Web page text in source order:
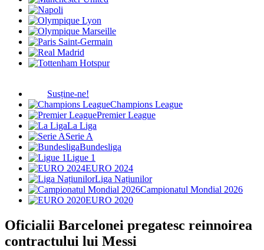
Susține-ne!
Champions League
Premier League
La Liga
Serie A
Bundesliga
Ligue 1
EURO 2024
Liga Națiunilor
Campionatul Mondial 2026
EURO 2020
Oficialii Barcelonei pregatesc reinnoirea
contractului lui Messi